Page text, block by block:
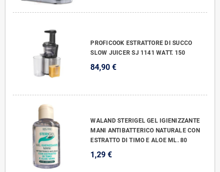
PROFICOOK ESTRATTORE DI SUCCO
SLOW JUICER SJ 1141 WATT. 150
84,90 €
WALAND STERIGEL GEL IGIENIZZANTE
MANI ANTIBATTERICO NATURALE CON
ESTRATTO DI TIMO E ALOE ML. 80
1,29 €